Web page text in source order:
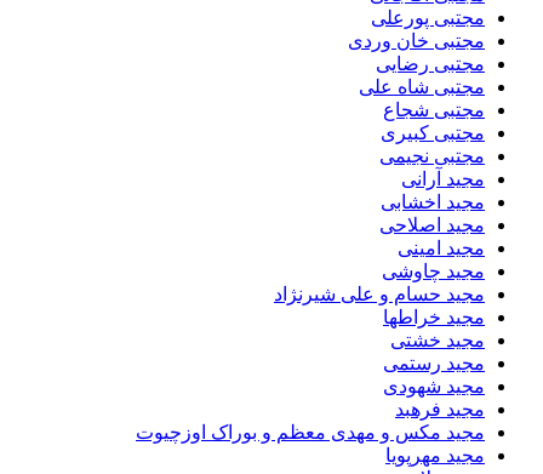
مجتبی پورعلی
مجتبی خان وردی
مجتبی رضایی
مجتبی شاه علی
مجتبی شجاع
مجتبی کبیری
مجتبی نجیمی
مجید آرانی
مجید اخشابی
مجید اصلاحی
مجید امینی
مجید چاوشی
مجید حسام و علی شیرنژاد
مجید خراطها
مجید خشتی
مجید رستمی
مجید شهودی
مجید فرهبد
مجید مکس و مهدی معظم و بوراک اوزچیوت
مجید مهرپویا